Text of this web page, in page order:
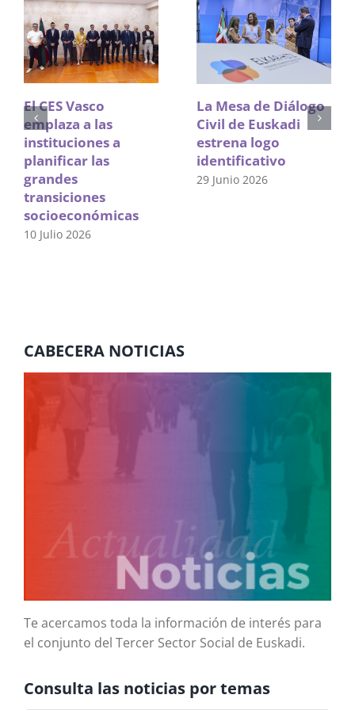
El CES Vasco
emplaza a las
instituciones a
planificar las
grandes
transiciones
socioeconómicas
10 Julio 2026
La Mesa de Diálogo
Civil de Euskadi
estrena logo
identificativo
29 Junio 2026
CABECERA NOTICIAS
Te acercamos toda la información de interés para
el conjunto del Tercer Sector Social de Euskadi.
Consulta las noticias por temas